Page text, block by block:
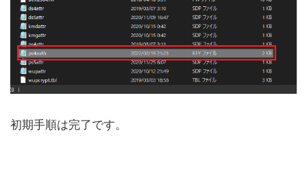
初期手順は完了です。